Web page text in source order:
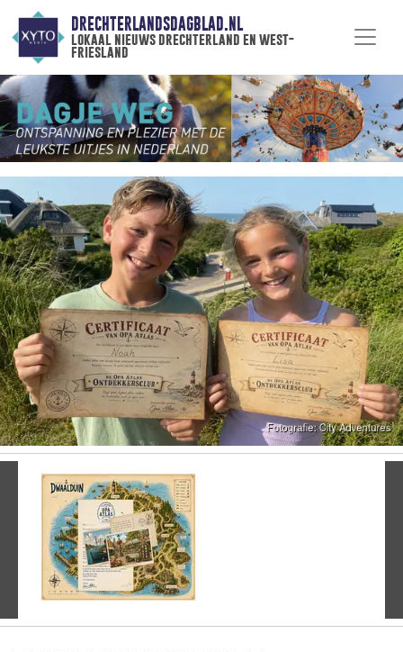
DRECHTERLANDSDAGBLAD.NL
lokaal nieuws drechterland en west-
friesland